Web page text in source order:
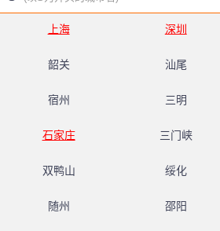
上海 深圳
韶关 汕尾
宿州 三明
石家庄 三门峡
双鸭山 绥化
随州 邵阳